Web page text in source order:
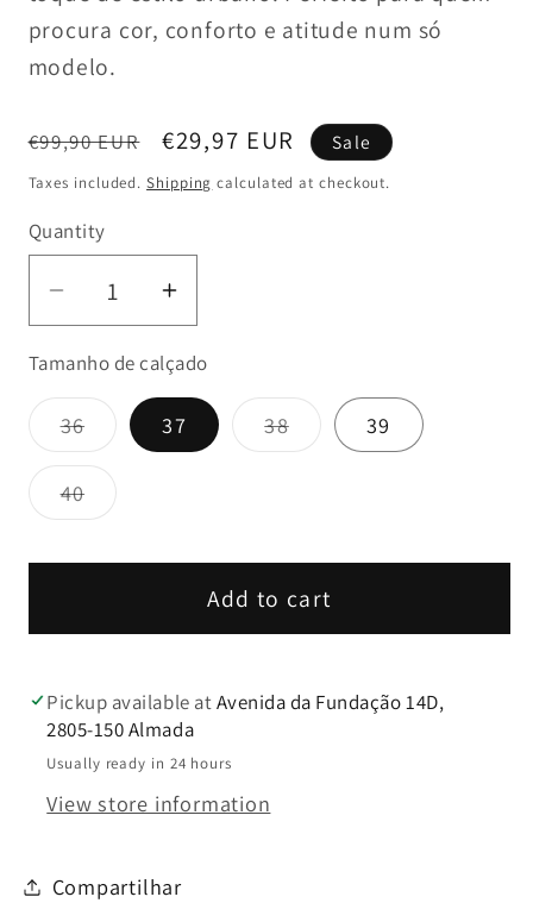
procura cor, conforto e atitude num só
modelo.
Regular
price
€99,90 EUR
Sale
price
€29,97 EUR Sale
Taxes included.Shipping calculated at checkout.
Quantity
Decrease
quantity
for
Chinelo
Lialine
Rosa
Increase
quantity
for
Chinelo
Lialine
Tamanho de calçado
36Variant
sold
out
or
unavailable
37 38Variant
sold
39
40Variant
sold
or
Add to cart
Pickup available atAvenida da Fundação 14D,
2805-150 Almada
Usually ready in 24 hours
View store information
Compartilhar